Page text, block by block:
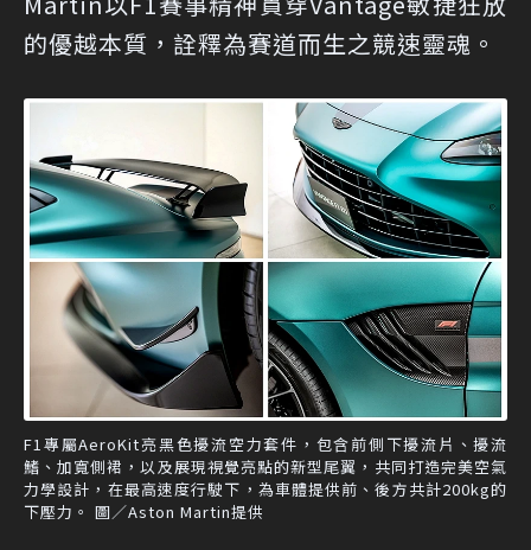
的優越本質，詮釋為賽道而生之競速靈魂。
F1專屬AeroKit亮黑色擾流空力套件，包含前側下擾流片、擾流
鰭、加寬側裙，以及展現視覺亮點的新型尾翼，共同打造完美空氣
力學設計，在最高速度行駛下，為車體提供前、後方共計200kg的
下壓力。 圖／Aston Martin提供